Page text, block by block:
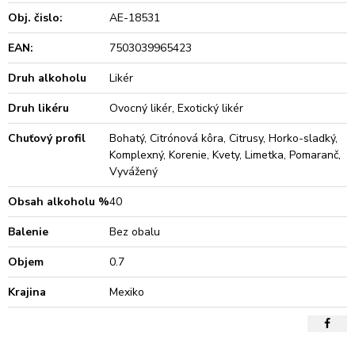
Obj. čislo:
AE-18531
EAN:
7503039965423
Druh alkoholu
Likér
Druh likéru
Ovocný likér, Exotický likér
Chuťový profil
Bohatý, Citrónová kôra, Citrusy, Horko-sladký,
Komplexný, Korenie, Kvety, Limetka, Pomaranč,
Vyvážený
Obsah alkoholu %40
Balenie
Bez obalu
Objem
0.7
Krajina
Mexiko